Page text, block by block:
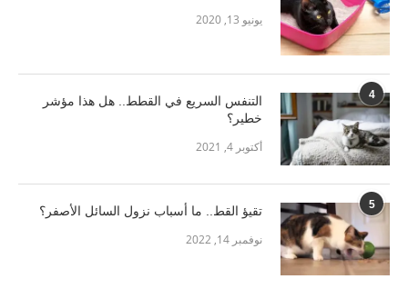
يونيو 13, 2020
4
التنفس السريع في القطط.. هل هذا مؤشر
خطير؟
أكتوبر 4, 2021
5 تقيؤ القط.. ما أسباب نزول السائل الأصفر؟
نوفمبر 14, 2022